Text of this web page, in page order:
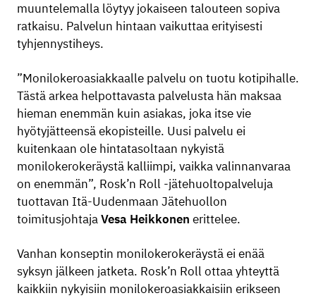
muuntelemalla löytyy jokaiseen talouteen sopiva
ratkaisu. Palvelun hintaan vaikuttaa erityisesti
tyhjennystiheys.
”Monilokeroasiakkaalle palvelu on tuotu kotipihalle.
Tästä arkea helpottavasta palvelusta hän maksaa
hieman enemmän kuin asiakas, joka itse vie
hyötyjätteensä ekopisteille. Uusi palvelu ei
kuitenkaan ole hintatasoltaan nykyistä
monilokerokeräystä kalliimpi, vaikka valinnanvaraa
on enemmän”, Rosk’n Roll -jätehuoltopalveluja
tuottavan Itä-Uudenmaan Jätehuollon
toimitusjohtajaVesa Heikkonen erittelee.
Vanhan konseptin monilokerokeräystä ei enää
syksyn jälkeen jatketa. Rosk’n Roll ottaa yhteyttä
kaikkiin nykyisiin monilokeroasiakkaisiin erikseen